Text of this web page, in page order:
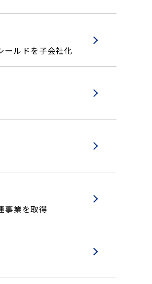
ールドを子会社化
事業を取得